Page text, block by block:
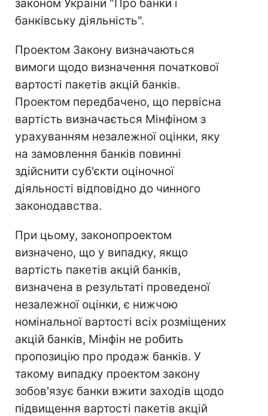
законом України "Про банки і
банківську діяльність".
Проектом Закону визначаються
вимоги щодо визначення початкової
вартості пакетів акцій банків.
Проектом передбачено, що первісна
вартість визначається Мінфіном з
урахуванням незалежної оцінки, яку
на замовлення банків повинні
здійснити суб'єкти оціночної
діяльності відповідно до чинного
законодавства.
При цьому, законопроектом
визначено, що у випадку, якщо
вартість пакетів акцій банків,
визначена в результаті проведеної
незалежної оцінки, є нижчою
номінальної вартості всіх розміщених
акцій банків, Мінфін не робить
пропозицію про продаж банків. У
такому випадку проектом закону
зобов'язує банки вжити заходів щодо
підвищення вартості пакетів акцій